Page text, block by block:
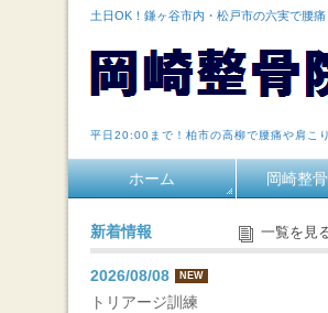
土日OK！鎌ヶ谷市内・松戸市の六実で腰
平日20:00まで！柏市の高柳で腰痛や肩こ
ホーム 岡崎整
新着情報 一覧を見
2026/08/08 NEW
トリアージ訓練